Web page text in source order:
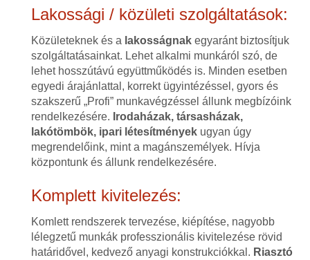
Lakossági / közületi szolgáltatások:
Közületeknek és a lakosságnakegyaránt biztosítjuk
szolgáltatásainkat. Lehet alkalmi munkáról szó, de
lehet hosszútávú együttműködés is. Minden esetben
egyedi árajánlattal, korrekt ügyintézéssel, gyors és
szakszerű „Profi” munkavégzéssel állunk megbízóink
rendelkezésére. Irodaházak, társasházak,
lakótömbök, ipari létesítményekugyan úgy
megrendelőink, mint a magánszemélyek. Hívja
központunk és állunk rendelkezésére.
Komplett kivitelezés:
Komlett rendszerek tervezése, kiépítése, nagyobb
lélegzetű munkák professzionális kivitelezése rövid
határidővel, kedvező anyagi konstrukciókkal. Riasztó